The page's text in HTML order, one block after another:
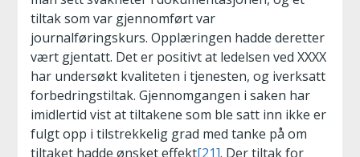
tiltak som var gjennomført var
journalføringskurs. Opplæringen hadde deretter
vært gjentatt. Det er positivt at ledelsen ved XXXX
har undersøkt kvaliteten i tjenesten, og iverksatt
forbedringstiltak. Gjennomgangen i saken har
imidlertid vist at tiltakene som ble satt inn ikke er
fulgt opp i tilstrekkelig grad med tanke på om
tiltaket hadde ønsket effekt[21]. Der tiltak for